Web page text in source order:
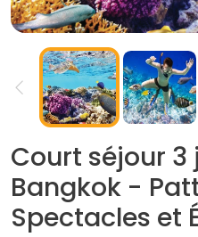
Court séjour 3
Bangkok -
Spectacles et